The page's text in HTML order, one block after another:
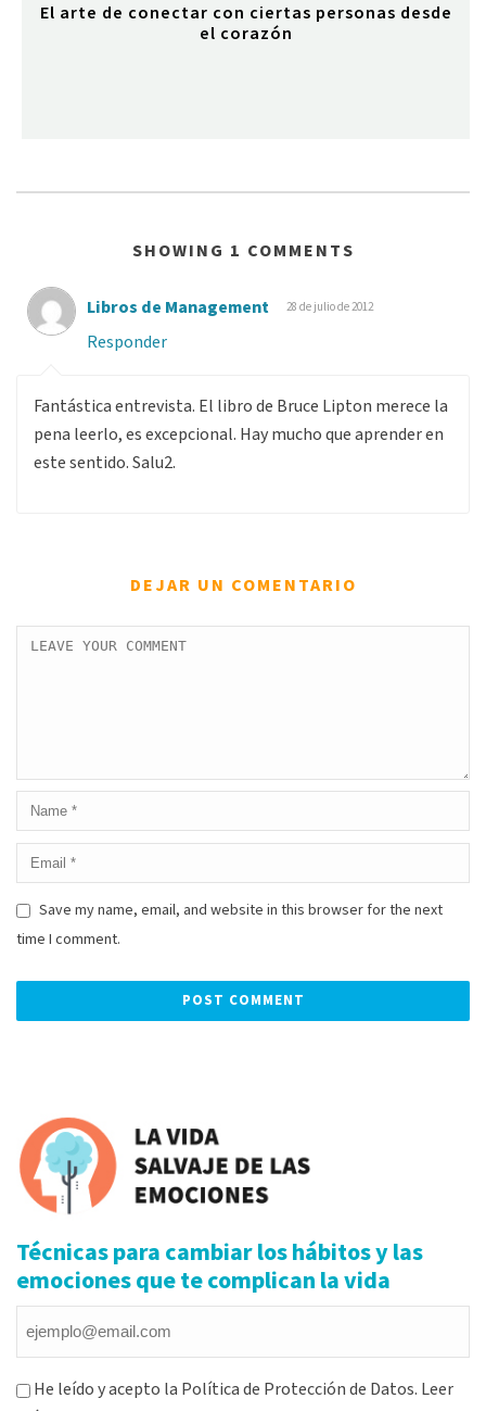
El arte de conectar con ciertas personas desde
el corazón
SHOWING 1 COMMENTS
Libros de Management 28 de julio de 2012
Responder
Fantástica entrevista. El libro de Bruce Lipton merece la
pena leerlo, es excepcional. Hay mucho que aprender en
este sentido. Salu2.
DEJAR UN COMENTARIO
Save my name, email, and website in this browser for the next
time I comment.
Técnicas para cambiar los hábitos y las
emociones que te complican la vida
Consentimiento
He leído y acepto la Política de Protección de Datos. Leer